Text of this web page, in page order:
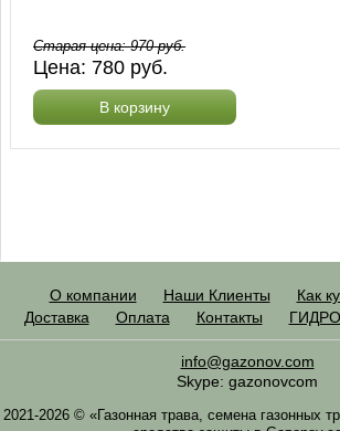
Старая цена:970руб.
Цена: 780 руб.
В корзину
О компании Наши Клиенты Как
Доставка
Оплата Контакты
info@gazonov.com
Skype: gazonovcom
2021-2026 © «Газонная трава, семена газонных